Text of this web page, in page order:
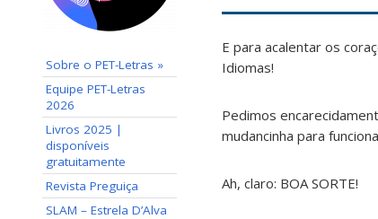
Sobre o PET-Letras »
Equipe PET-Letras
2026
Livros 2025 |
disponíveis
gratuitamente
Revista Preguiça
SLAM – Estrela D’Alva
E para acalentar os
Idiomas!
Pedimos
mudancinha para
Ah, claro: BOA SORTE!